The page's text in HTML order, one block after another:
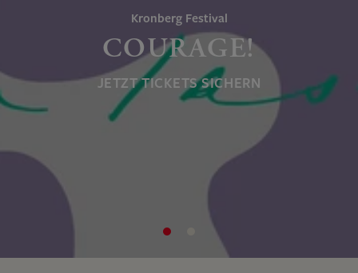
Kronberg Festival
COURAGE!
JETZT TICKETS SICHERN